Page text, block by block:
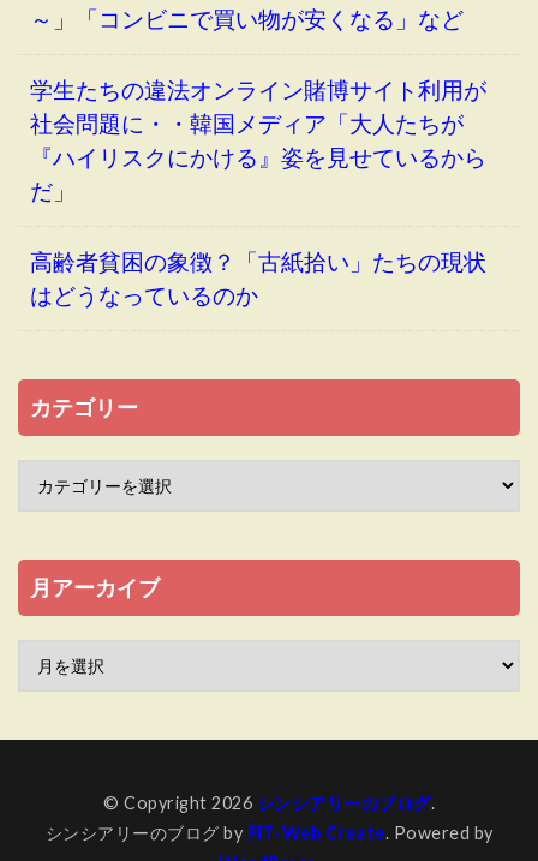
～」「コンビニで買い物が安くなる」など
学生たちの違法オンライン賭博サイト利用が
社会問題に・・韓国メディア「大人たちが
『ハイリスクにかける』姿を見せているから
だ」
高齢者貧困の象徴？「古紙拾い」たちの現状
はどうなっているのか
カテゴリー
月アーカイブ
© Copyright 2026 シンシアリーのブログ.
シンシアリーのブログ by FIT-Web Create. Powered by